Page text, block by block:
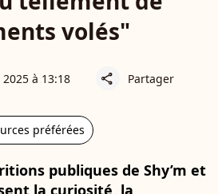
volés"
à 13:18 share Partager
préférées
publiques de Shy’m et
la curiosité, la